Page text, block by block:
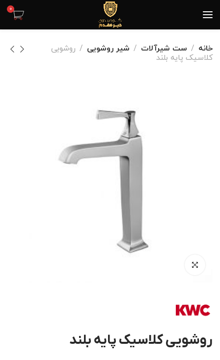
0
خانه ست شیرآلات شیر روشویی
روشویی
کلاسیک پایه بلند
روشویی کلاسیک پایه بلند